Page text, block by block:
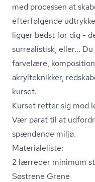
med processen at
efterfølgende
ligger bedst for dig -
surrealistisk, eller...
farvelære,
akrylteknikker,
kurset.
Kurset retter sig mod
Vær parat til at
spændende miljø.
Materialeliste:
2 lærreder minimum
Søstrene Grene